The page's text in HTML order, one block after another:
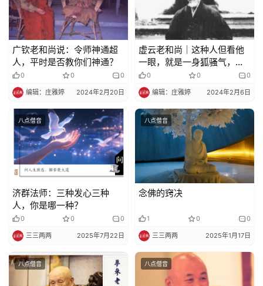
广钦老和尚说：令师神通超
人，平时是否教你们神通？
0 0 0
编辑：庄雅婷 2024年2月20日
虚云老和尚｜这种人但看他
一眼，就是一身狐骚气，令
人退心招堕 !
0 0 0
编辑：庄雅婷 2024年2月6日
八点僧音
济群法师：三种发心三种
人，你是哪一种？
0 0 0
三三两两 2025年7月22日
八点僧音
念佛的窍决
1 0 0
三三两两 2025年1月17日
八点僧音 八点僧音